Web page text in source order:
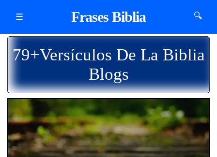
☰ Frases Biblia 🔍
79+Versículos De La Biblia
Blogs